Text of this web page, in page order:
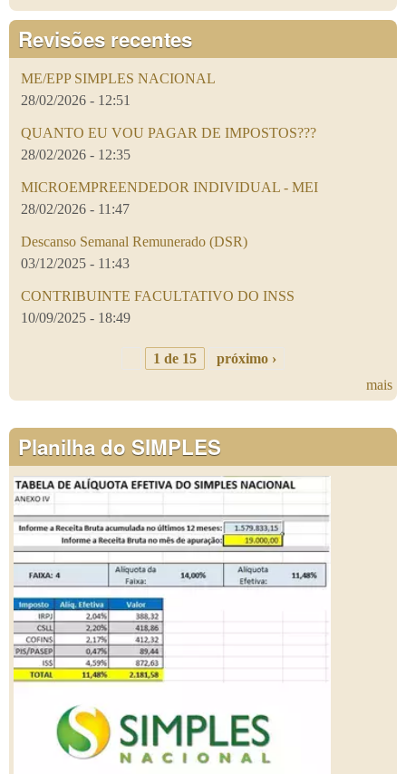
Revisões recentes
ME/EPP SIMPLES NACIONAL
28/02/2026 - 12:51
QUANTO EU VOU PAGAR DE IMPOSTOS???
28/02/2026 - 12:35
MICROEMPREENDEDOR INDIVIDUAL - MEI
28/02/2026 - 11:47
Descanso Semanal Remunerado (DSR)
03/12/2025 - 11:43
CONTRIBUINTE FACULTATIVO DO INSS
10/09/2025 - 18:49
1 de 15
próximo ›
mais
Planilha do SIMPLES